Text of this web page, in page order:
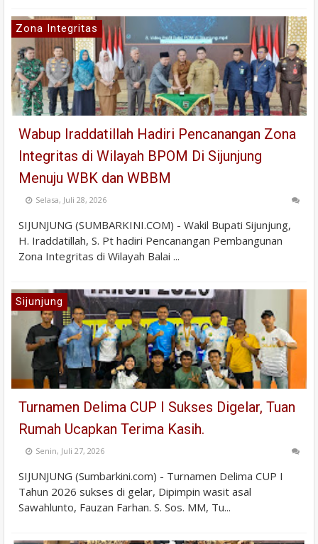
Zona Integritas
Wabup Iraddatillah Hadiri Pencanangan Zona
Integritas di Wilayah BPOM Di Sijunjung
Menuju WBK dan WBBM
Selasa, Juli 28, 2026
SIJUNJUNG (SUMBARKINI.COM) - Wakil Bupati Sijunjung,
H. Iraddatillah, S. Pt hadiri Pencanangan Pembangunan
Zona Integritas di Wilayah Balai ...
Sijunjung
Turnamen Delima CUP I Sukses Digelar, Tuan
Rumah Ucapkan Terima Kasih.
Senin, Juli 27, 2026
SIJUNJUNG (Sumbarkini.com) - Turnamen Delima CUP I
Tahun 2026 sukses di gelar, Dipimpin wasit asal
Sawahlunto, Fauzan Farhan. S. Sos. MM, Tu...